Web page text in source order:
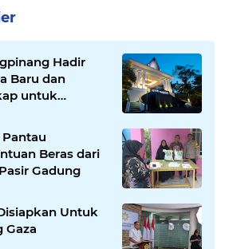
Hadir
Baru dan
untuk
Beras dari
Gadung
Untuk
Gaza